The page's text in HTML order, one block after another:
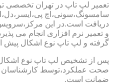
تعمیر لپ تاپ در تهران تخصصی
سامسونگ،سونی،اچ
دریافت است.در این
و تعمیر نرم افزاری انجام می
گرفته و لپ تاپ نوع اشکال پیش
پس از تشخیص لپ تاپ نوع اشکال
صحت عملکرد،توسط کارشناسان
ضمانت است.